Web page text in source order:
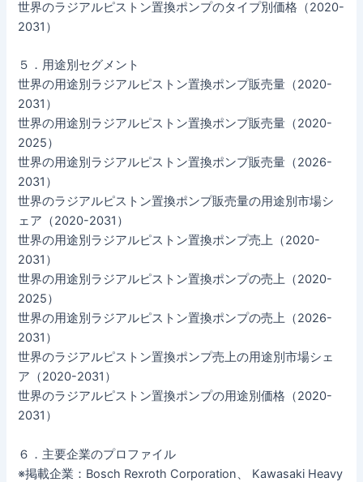
世界のラジアルピストン置換ポンプのタイプ別価格（2020-
2031）
５．用途別セグメント
世界の用途別ラジアルピストン置換ポンプ販売量（2020-
2031）
世界の用途別ラジアルピストン置換ポンプ販売量（2020-
2025）
世界の用途別ラジアルピストン置換ポンプ販売量（2026-
2031）
世界のラジアルピストン置換ポンプ販売量の用途別市場シ
ェア（2020-2031）
世界の用途別ラジアルピストン置換ポンプ売上（2020-
2031）
世界の用途別ラジアルピストン置換ポンプの売上（2020-
2025）
世界の用途別ラジアルピストン置換ポンプの売上（2026-
2031）
世界のラジアルピストン置換ポンプ売上の用途別市場シェ
ア（2020-2031）
世界のラジアルピストン置換ポンプの用途別価格（2020-
2031）
６．主要企業のプロファイル
※掲載企業：Bosch Rexroth Corporation、 Kawasaki Heavy